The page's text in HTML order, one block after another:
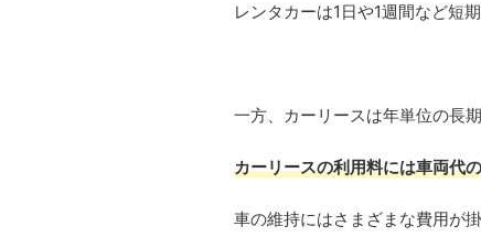
レンタカーは1日や1週間など短
一方、カーリースは年単位の長
カーリースの利用料には車両代
車の維持にはさまざまな費用が